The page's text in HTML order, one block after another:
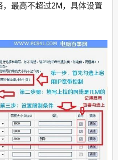
最高不超过2M，具体设置